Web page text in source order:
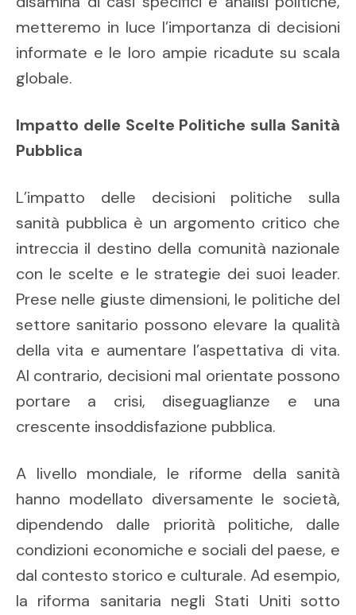
metteremo in luce l’importanza di decisioni
informate e le loro ampie ricadute su scala
globale.
Impatto delle Scelte Politiche sulla Sanità
Pubblica
L’impatto delle decisioni politiche sulla
sanità pubblica è un argomento critico che
intreccia il destino della comunità nazionale
con le scelte e le strategie dei suoi leader.
Prese nelle giuste dimensioni, le politiche del
settore sanitario possono elevare la qualità
della vita e aumentare l’aspettativa di vita.
Al contrario, decisioni mal orientate possono
portare a crisi, diseguaglianze e una
crescente insoddisfazione pubblica.
A livello mondiale, le riforme della sanità
hanno modellato diversamente le società,
dipendendo dalle priorità politiche, dalle
condizioni economiche e sociali del paese, e
dal contesto storico e culturale. Ad esempio,
la riforma sanitaria negli Stati Uniti sotto